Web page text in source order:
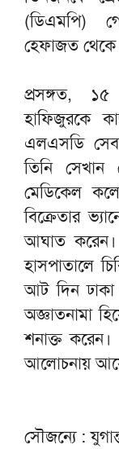
(ডিএমপি)
হেফাজত
প্রসঙ্গত, ১৫
হাফিজুরকে
এলএসডি
তিনি সেখান
মেডিকেল
বিক্রেতার
আঘাত করেন।
হাসপাতালে
আট দিন ঢাকা
অজ্ঞাতনামা
শনাক্ত
আলোচনায়
সৌজন্যে :